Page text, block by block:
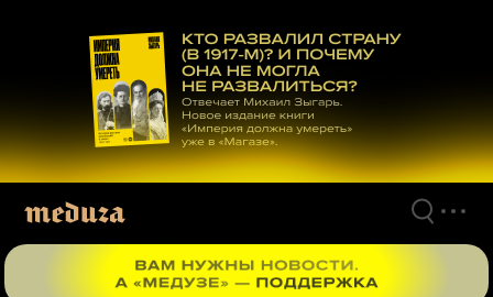
материалам